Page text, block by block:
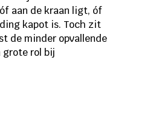
aan de kraan ligt, óf
kapot is. Toch zit
de minder opvallende
grote rol bij